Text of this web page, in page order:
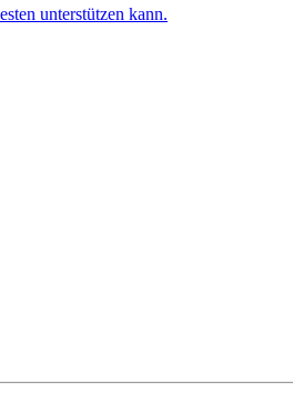
unterstützen kann.